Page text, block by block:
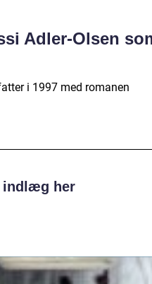
Adler-Olsen
i 1997 med romanen
her